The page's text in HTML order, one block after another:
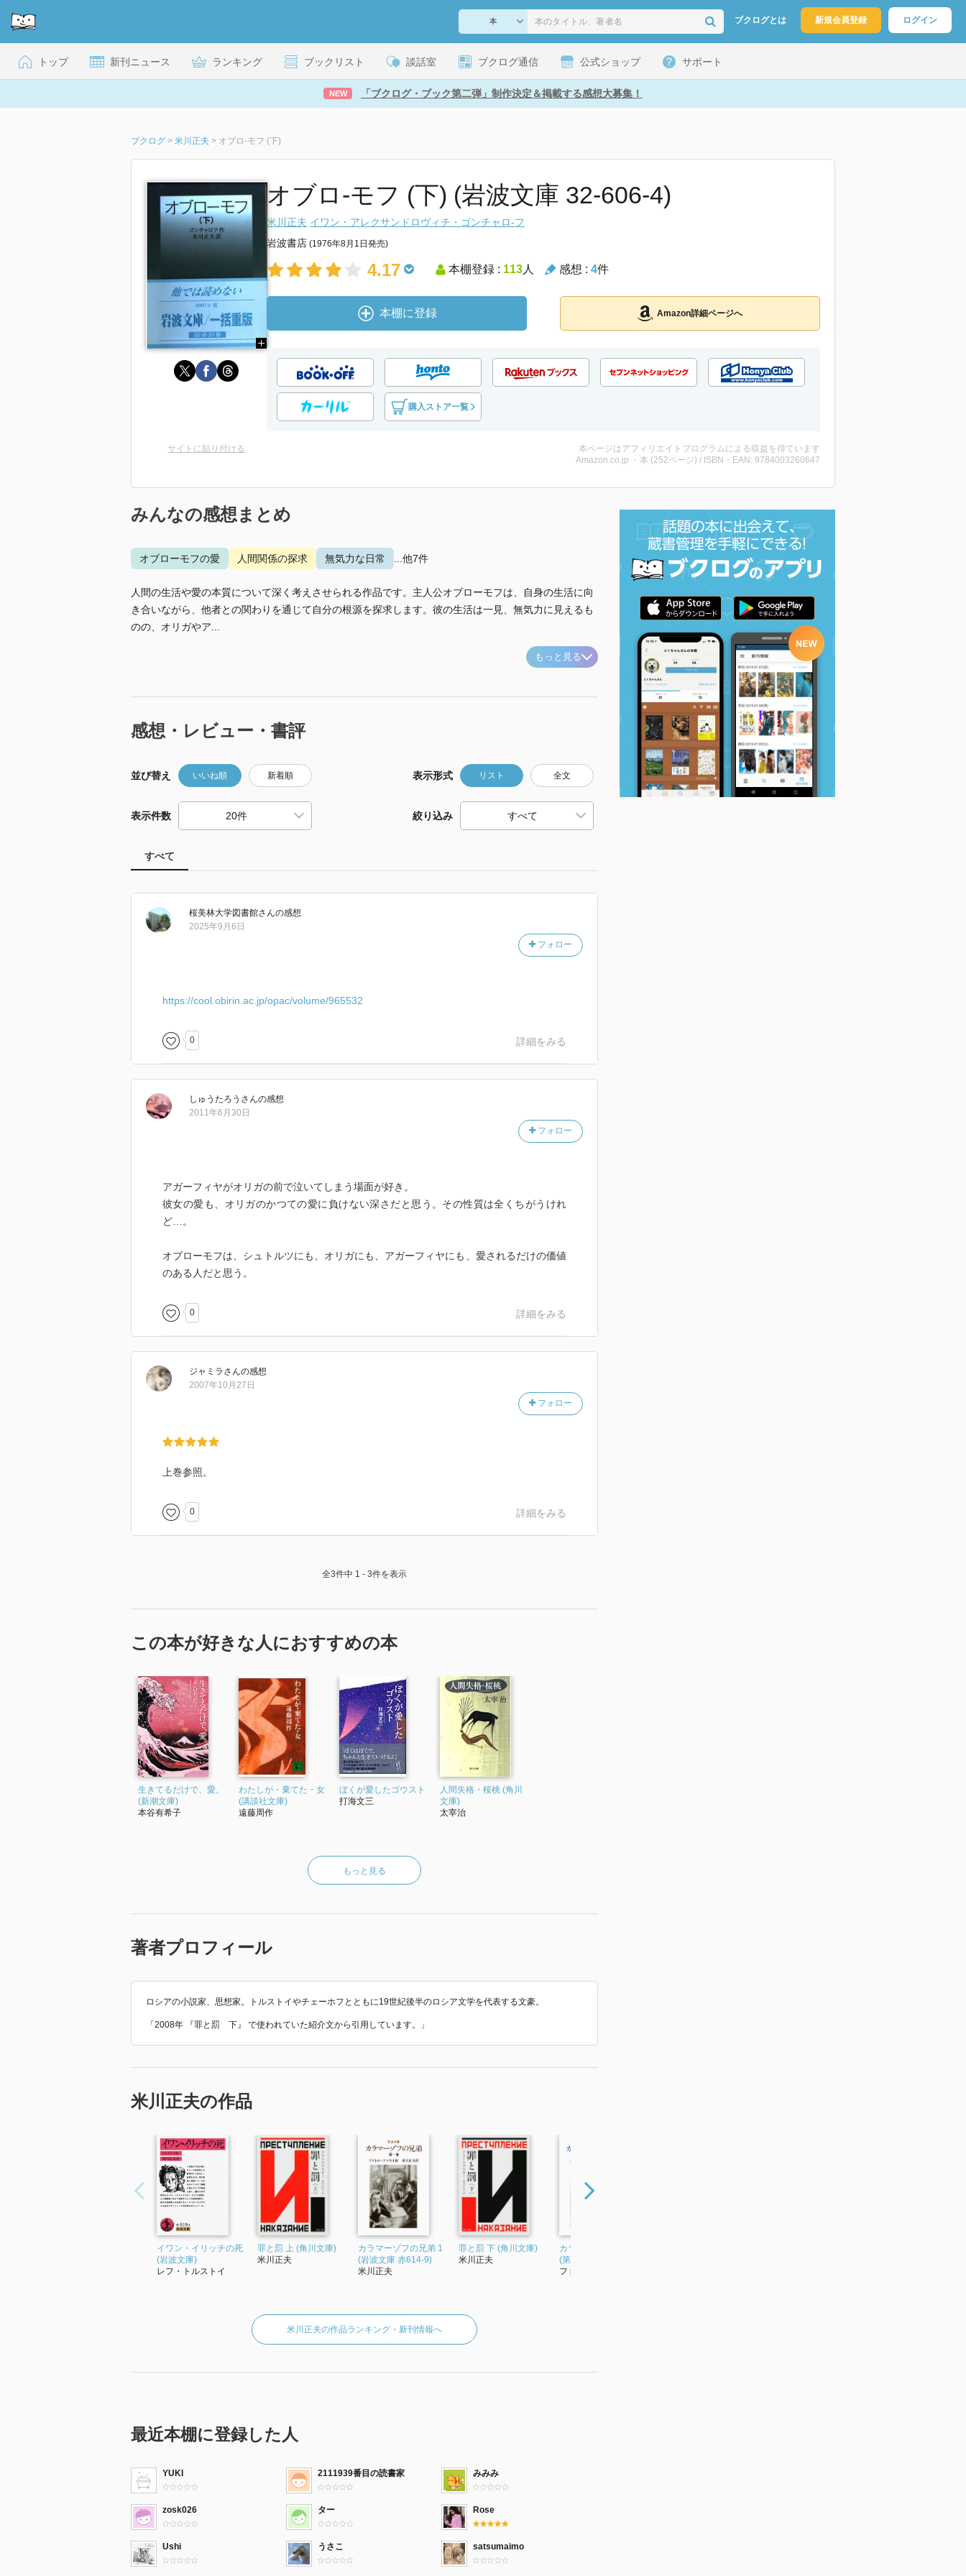
ブクログとは 新規会員登録 ログイン
トップ 新刊ニュース ランキング ブックリスト 談話室 ブクログ通信 公式ショップ サポート
NEW 「ブクログ・ブック第二弾」制作決定＆掲載する感想大募集！
ブクログ > 米川正夫 > オブロ-モフ (下)
オブロ-モフ (下) (岩波文庫 32-606-4)
米川正夫 イワン・アレクサンドロヴィチ・ゴンチャロ-フ
岩波書店 (1976年8月1日発売)
4.17 本棚登録 : 113人 感想 : 4件
本棚に登録 Amazon詳細ページへ
購入ストア一覧
サイトに貼り付ける
本ページはアフィリエイトプログラムによる収益を得ています
Amazon.co.jp ・本 (252ページ) / ISBN・EAN: 9784003260647
みんなの感想まとめ
オブローモフの愛 人間関係の探求 無気力な日常 ...他7件
人間の生活や愛の本質について深く考えさせられる作品です。主人公オブローモフは、自身の生活に向
き合いながら、他者との関わりを通じて自分の根源を探求します。彼の生活は一見、無気力に見えるも
のの、オリガやア...
もっと見る
感想・レビュー・書評
並び替え いいね順 新着順 表示形式 リスト 全文
表示件数 絞り込み
すべて
桜美林大学図書館さんの感想
フォロー
2025年9月6日
https://cool.obirin.ac.jp/opac/volume/965532
0 詳細をみる
しゅうたろう さんの感想
フォロー
2011年6月30日
アガーフィヤがオリガの前で泣いてしまう場面が好き。
彼女の愛も、オリガのかつての愛に負けない深さだと思う。その性質は全くちがうけれ
ど…。
オブローモフは、シュトルツにも、オリガにも、アガーフィヤにも、愛されるだけの価値
のある人だと思う。
0 詳細をみる
ジャミラ さんの感想
フォロー
2007年10月27日
上巻参照。
0 詳細をみる
全3件中 1 - 3件を表示
この本が好きな人におすすめの本
生きてるだけで、愛。
(新潮文庫)
本谷有希子
わたしが・棄てた・女
(講談社文庫)
遠藤周作
ぼくが愛したゴウスト
打海文三
人間失格・桜桃 (角川
文庫)
太宰治
もっと見る
著者プロフィール
ロシアの小説家、思想家。トルストイやチェーホフとともに19世紀後半のロシア文学を代表する文豪。
「2008年 『罪と罰 下』 で使われていた紹介文から引用しています。」
米川正夫の作品
イワン・イリッチの死
(岩波文庫)
レフ・トルストイ
罪と罰 上 (角川文庫)
米川正夫
カラマーゾフの兄弟 1
(岩波文庫 赤614-9)
米川正夫
罪と罰 下 (角川文庫)
米川正夫
カラマーゾフの兄弟
(第2巻) (岩波文庫)
フョードル・ドス...
米川正夫の作品ランキング・新刊情報へ
最近本棚に登録した人
YUKI 2111939番目の読書家 みみみ
zosk026 ター Rose
Ushi うさこ satsumaimo